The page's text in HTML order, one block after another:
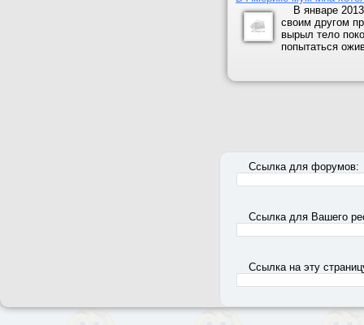
В январе
своим другом
вырыл тело
попытаться
Ссылка для форумов:
Ссылка для Вашего
Ссылка на эту